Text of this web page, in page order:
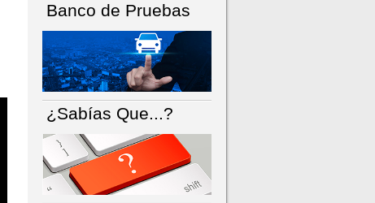
Banco de Pruebas
¿Sabías Que...?